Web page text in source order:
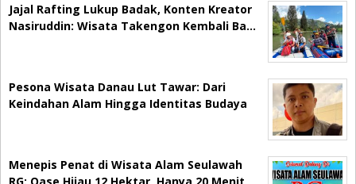
Jajal Rafting Lukup Badak, Konten Kreator
Nasiruddin: Wisata Takengon Kembali Ba…
Pesona Wisata Danau Lut Tawar: Dari
Keindahan Alam Hingga Identitas Budaya
Menepis Penat di Wisata Alam Seulawah
RG: Oase Hijau 12 Hektar, Hanya 20 Menit